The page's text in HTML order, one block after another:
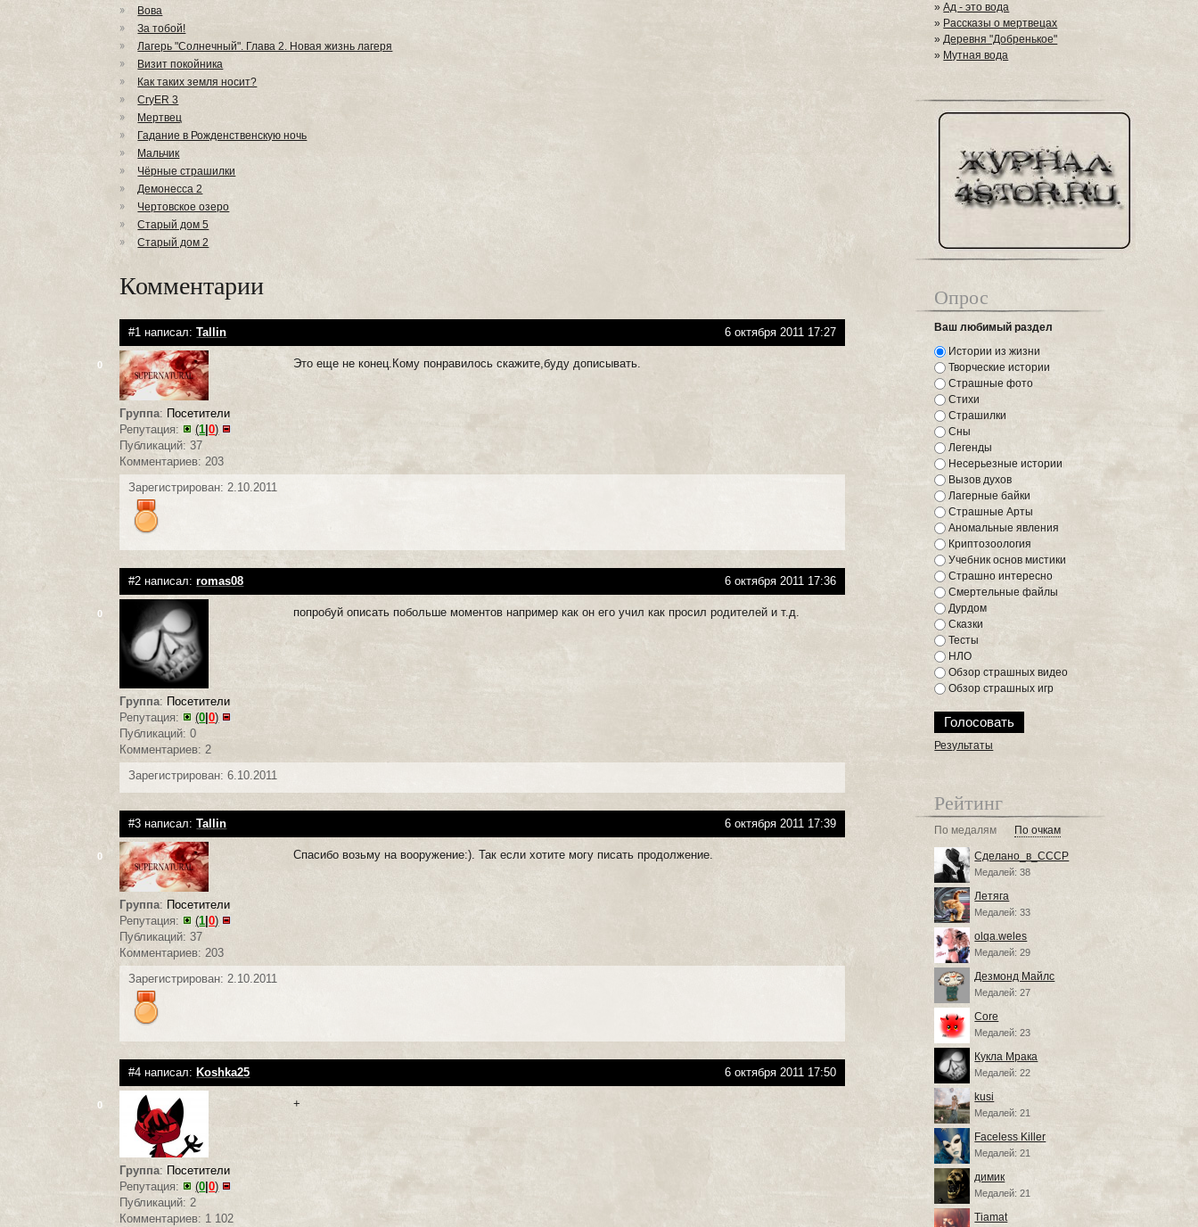
Вова
За тобой!
Лагерь "Солнечный". Глава 2. Новая жизнь лагеря
Визит покойника
Как таких земля носит?
CryER 3
Мертвец
Гадание в Рожденственскую ночь
Мальчик
Чёрные страшилки
Демонесса 2
Чертовское озеро
Старый дом 5
Старый дом 2
Комментарии
#1 написал:Tallin 6 октября 2011 17:27
0
Группа: Посетители
Репутация:
(1 |0)
Публикаций: 37
Комментариев: 203
Это еще не конец.Кому понравилось скажите,буду дописывать.
Зарегистрирован: 2.10.2011
#2 написал:romas08 6 октября 2011 17:36
0
Группа: Посетители
Репутация:
(0 |0)
Публикаций: 0
Комментариев: 2
попробуй описать побольше моментов например как он его учил как просил родителей и т.д.
Зарегистрирован: 6.10.2011
#3 написал:Tallin 6 октября 2011 17:39
0
Группа: Посетители
Репутация:
(1 |0)
Публикаций: 37
Комментариев: 203
Спасибо возьму на вооружение:). Так если хотите могу писать продолжение.
Зарегистрирован: 2.10.2011
#4 написал: Koshka25 6 октября 2011 17:50
0
Группа: Посетители
Репутация:
(0|0)
Публикаций: 2
Комментариев: 1 102
+
»Ад - это вода
» Рассказы о мертвецах
»Деревня "Добренькое"
» Мутная вода
Опрос
Ваш любимый раздел
Истории из жизни
Творческие истории
Страшные фото
Стихи
Страшилки
Сны
Легенды
Несерьезные истории
Вызов духов
Лагерные байки
Страшные Арты
Аномальные явления
Криптозоология
Учебник основ мистики
Страшно интересно
Смертельные файлы
Дурдом
Сказки
Тесты
НЛО
Обзор страшных видео
Обзор страшных игр
Результаты
Рейтинг
По медалям По очкам
Сделано_в_СССР
Медалей: 38
Летяга
Медалей: 33
olqa.weles
Медалей: 29
Дезмонд Майлс
Медалей: 27
Core
Медалей: 23
Кукла Мрака
Медалей: 22
kusi
Медалей: 21
Faceless Killer
Медалей: 21
димик
Медалей: 21
Tiamat